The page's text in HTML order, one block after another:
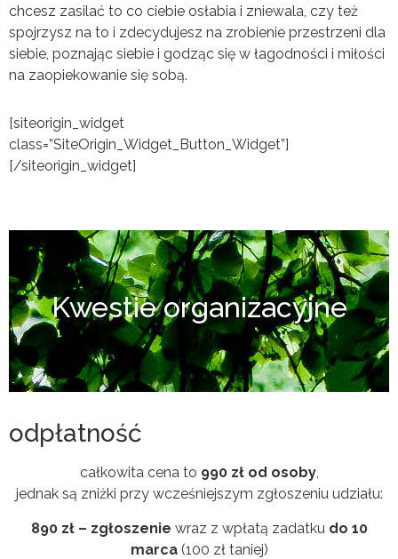
chcesz zasilać to co ciebie osłabia i zniewala, czy też
spojrzysz na to i zdecydujesz na zrobienie przestrzeni dla
siebie, poznając siebie i godząc się w łagodności i miłości
na zaopiekowanie się sobą.
[siteorigin_widget
class=”SiteOrigin_Widget_Button_Widget”]
[/siteorigin_widget]
Kwestie organizacyjne
odpłatność
całkowita cena to 990 zł od osoby,
jednak są zniżki przy wcześniejszym zgłoszeniu udziału:
890 zł – zgłoszenie wraz z wpłatą zadatku do 10
marca(100 zł taniej)